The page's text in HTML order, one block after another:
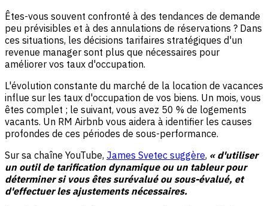
Êtes-vous souvent confronté à des tendances de demande
peu prévisibles et à des annulations de réservations ? Dans
ces situations, les décisions tarifaires stratégiques d'un
revenue manager sont plus que nécessaires pour
améliorer vos taux d'occupation.
L'évolution constante du marché de la location de vacances
influe sur les taux d'occupation de vos biens. Un mois, vous
êtes complet ; le suivant, vous avez 50 % de logements
vacants. Un RM Airbnb vous aidera à identifier les causes
profondes de ces périodes de sous-performance.
Sur sa chaîne YouTube, James Svetec suggère, « d'utiliser
un outil de tarification dynamique ou un tableur pour
déterminer si vous êtes surévalué ou sous-évalué, et
d'effectuer les ajustements nécessaires.